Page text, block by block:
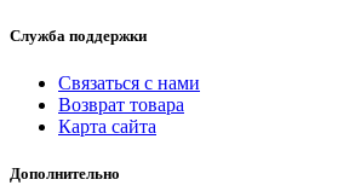
Служба поддержки
Связаться с нами
Возврат товара
Карта сайта
Дополнительно